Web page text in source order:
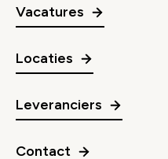
Vacatures
Locaties
Leveranciers
Contact